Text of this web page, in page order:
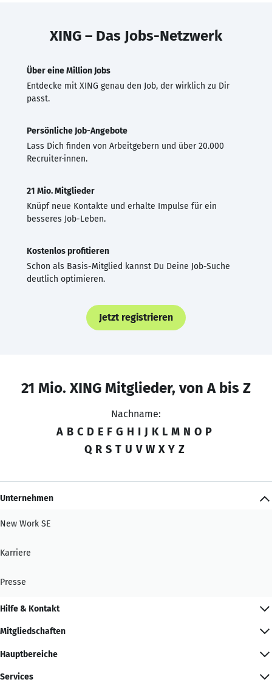
XING – Das Jobs-Netzwerk
Über eine Million Jobs
Entdecke mit XING genau den Job, der wirklich zu Dir
passt.
Persönliche Job-Angebote
Lass Dich finden von Arbeitgebern und über 20.000
Recruiter·innen.
21 Mio. Mitglieder
Knüpf neue Kontakte und erhalte Impulse für ein
besseres Job-Leben.
Kostenlos profitieren
Schon als Basis-Mitglied kannst Du Deine Job-Suche
deutlich optimieren.
Jetzt registrieren
21 Mio. XING Mitglieder, von A bis Z
Nachname:
A B C D E F G H I J K L M N O P
Q R S T U V W X Y Z
Unternehmen
New Work SE
Karriere
Presse
Hilfe & Kontakt
Mitgliedschaften
Hauptbereiche
Services